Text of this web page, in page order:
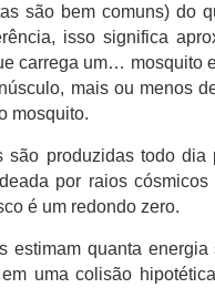
são bem comuns) do
isso significa
carrega um… mosquito
mais ou menos
mosquito.
são produzidas todo dia
por raios
é um redondo zero.
estimam quanta energia
uma colisão